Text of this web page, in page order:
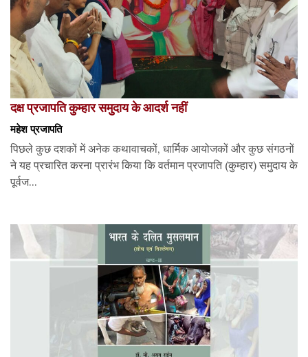
दक्ष प्रजापति कुम्हार समुदाय के आदर्श नहीं
महेश प्रजापति
पिछले कुछ दशकों में अनेक कथावाचकों, धार्मिक आयोजकों और कुछ संगठनों
ने यह प्रचारित करना प्रारंभ किया कि वर्तमान प्रजापति (कुम्हार) समुदाय के
पूर्वज...